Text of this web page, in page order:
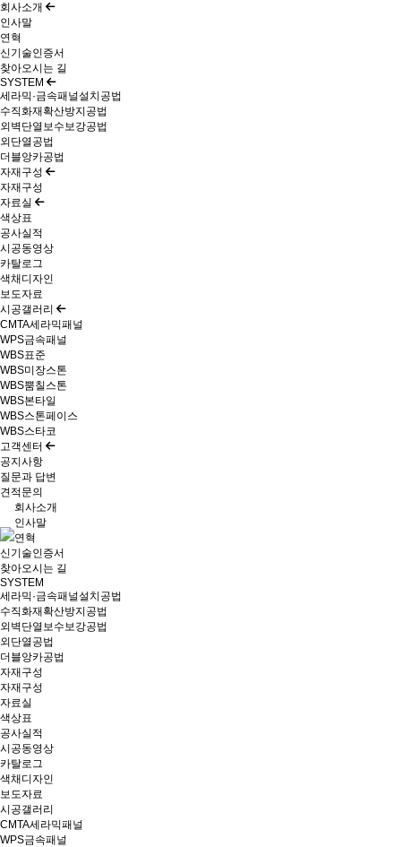
회사소개
인사말
연혁
신기술인증서
찾아오시는 길
SYSTEM
세라믹·금속패널설치공법
수직화재확산방지공법
외벽단열보수보강공법
외단열공법
더블앙카공법
자재구성
자재구성
자료실
색상표
공사실적
시공동영상
카탈로그
색채디자인
보도자료
시공갤러리
CMTA세라믹패널
WPS금속패널
WBS표준
WBS미장스톤
WBS뿜칠스톤
WBS본타일
WBS스톤페이스
WBS스타코
고객센터
공지사항
질문과 답변
견적문의
회사소개
인사말
연혁
신기술인증서
찾아오시는 길
SYSTEM
세라믹·금속패널설치공법
수직화재확산방지공법
외벽단열보수보강공법
외단열공법
더블앙카공법
자재구성
자재구성
자료실
색상표
공사실적
시공동영상
카탈로그
색채디자인
보도자료
시공갤러리
CMTA세라믹패널
WPS금속패널